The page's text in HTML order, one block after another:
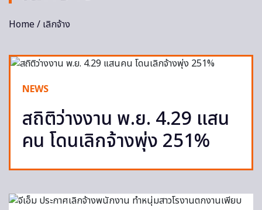
Home/ เลิกจ้าง
NEWS
สถิติว่างงาน พ.ย. 4.29 แสน
คน โดนเลิกจ้างพุ่ง 251%